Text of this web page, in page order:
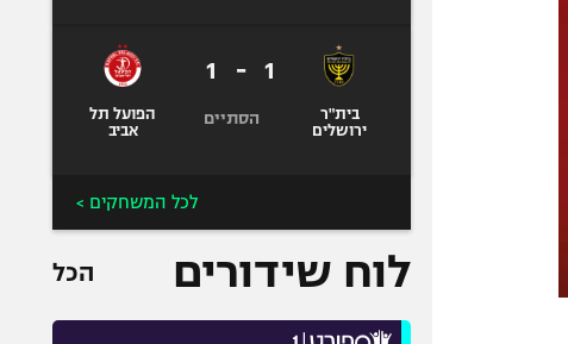
בית"ר
ירושלים
1
-
1
הסתיים
הפועל תל
אביב
לכל המשחקים >
לוח שידורים הכל